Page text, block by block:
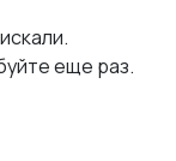
еще раз.